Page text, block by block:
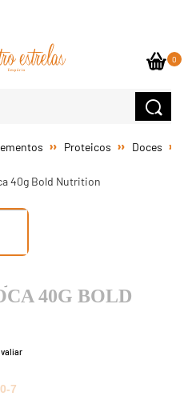
0
Proteicos Doces
40G BOLD
7